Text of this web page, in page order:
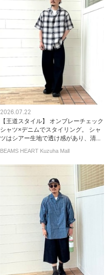
2026.07.22
【王道スタイル】 オンブレーチェック
シャツ×デニムでスタイリング。 シャ
ツはシアー生地で透け感があり、清...
BEAMS HEART Kuzuha Mall